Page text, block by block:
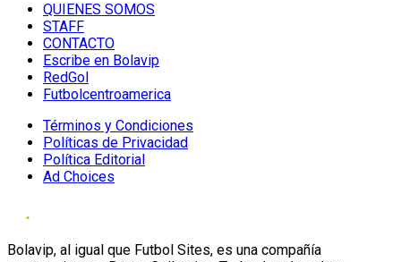
QUIENES SOMOS
STAFF
CONTACTO
Escribe en Bolavip
RedGol
Futbolcentroamerica
Términos y Condiciones
Políticas de Privacidad
Política Editorial
Ad Choices
Bolavip, al igual que Futbol Sites, es una compañía